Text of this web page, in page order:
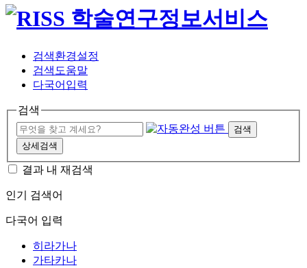
검색환경설정
검색도움말
다국어입력
검색
검색
상세검색
결과 내 재검색
인기 검색어
다국어 입력
히라가나
가타카나